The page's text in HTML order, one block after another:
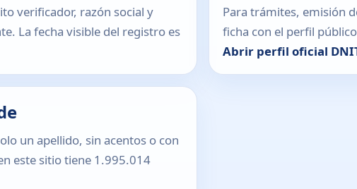
verificador, razón social y
La fecha visible del registro es
Para trámites, emisión
ficha con el perfil
Abrir perfil oficial
un apellido, sin acentos o con
este sitio tiene 1.995.014